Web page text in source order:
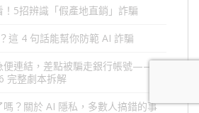
5招辨識「假產地直銷」詐騙
這 4 句話能幫你防範 AI 詐騙
便連結，差點被騙走銀行帳號——
完整劇本拆解
？關於 AI 隱私，多數人搞錯的事